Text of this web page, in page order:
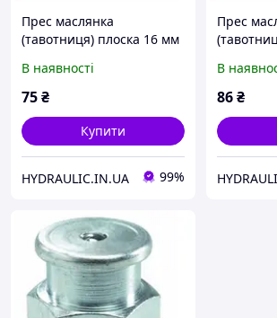
Прес маслянка
(тавотниця) плоска 16 мм
поштучно, DIN3404 |
UMETA Німеччина
В наявності
75₴
Купити
HYDRAULIC.IN.UA 99%
Прес
UMETA
В
86₴